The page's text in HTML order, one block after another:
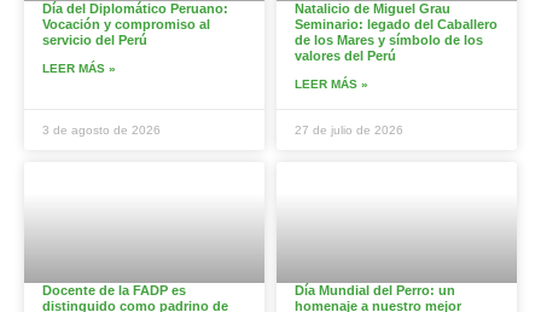
Día del Diplomático Peruano:
Vocación y compromiso al
servicio del Perú
LEER MÁS »
3 de agosto de 2026
Natalicio de Miguel Grau
Seminario: legado del Caballero
de los Mares y símbolo de los
valores del Perú
LEER MÁS »
27 de julio de 2026
Docente de la FADP es
distinguido como padrino de
Día Mundial del Perro: un
homenaje a nuestro mejor